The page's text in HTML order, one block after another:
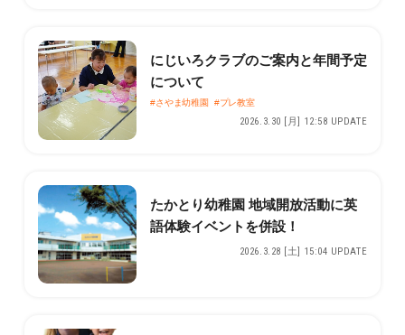
にじいろクラブのご案内と年間予定
について
#さやま幼稚園 #プレ教室
2026.3.30 [月] 12:58 UPDATE
たかとり幼稚園 地域開放活動に英
語体験イベントを併設！
2026.3.28 [土] 15:04 UPDATE